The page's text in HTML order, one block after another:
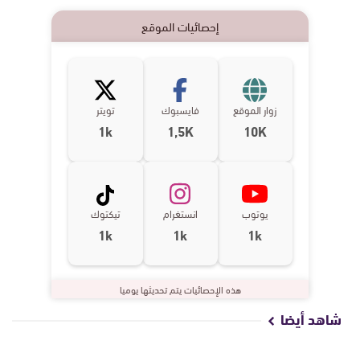
إحصائيات الموقع
زوار الموقع
10K
فايسبوك
1,5K
تويتر
1k
يوتوب
1k
انستغرام
1k
تيكتوك
1k
هذه الإحصائيات يتم تحديثها يوميا
شاهد أيضا